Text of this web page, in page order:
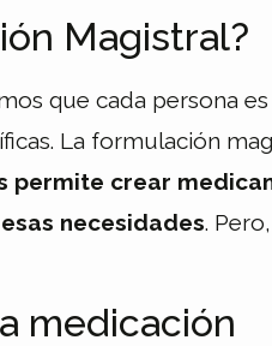
Magistral?
que cada persona es
La formulación
permite crear
necesidades.
medicación